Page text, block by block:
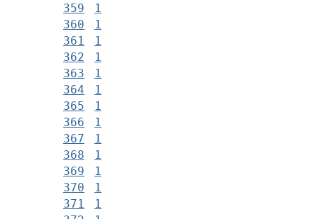
359
1
360
1
361
1
362
1
363
1
364
1
365
1
366
1
367
1
368
1
369
1
370
1
371
1